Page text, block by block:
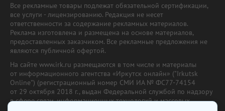
Все рекламные товары подлежат обязательной сертификации,
все услуги - лицензированию. Редакция не несет
ответственности за содержание рекламных материалов.
Реклама изготовлена и размещена на основе материалов,
предоставленных заказчиком. Все рекламные предложения не
являются публичной офертой.
На сайте www.irk.ru размещаются в том числе и материалы
от информационного агентства «Иркутск онлайн» ("Irkutsk
Online") (регистрационный номер СМИ ИА № ФС77-74154
от 29 октября 2018 г., выдан Федеральной службой по надзору
в сфере связи, информационных технологий и массовых